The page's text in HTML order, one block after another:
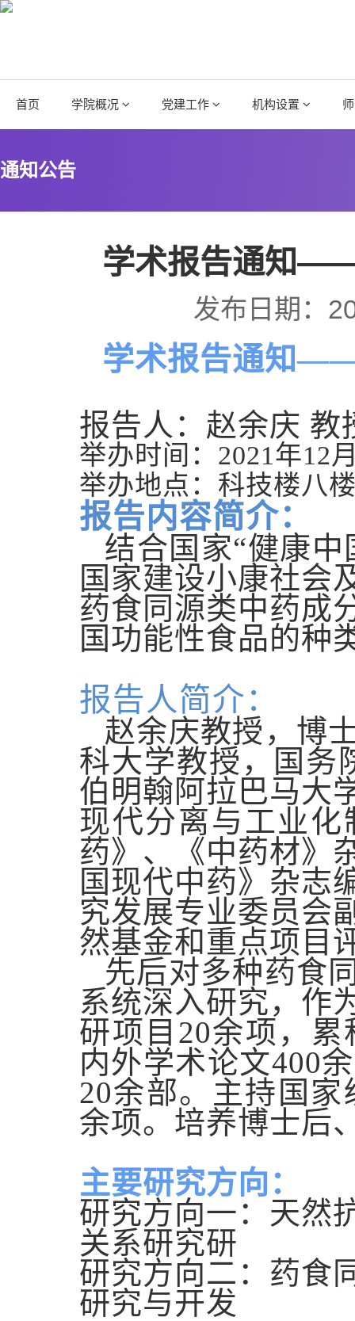
首页 学院概况 党建工作 机构设置
通知公告
学术报告通知
发布日期：
学术报告通知
报告人：赵余庆 教
举办时间： 2021年12
举办地点：科技楼八
报告内容简介：
结合国家“健康中
国家建设小康社会
药食同源类中药成
国功能性食品的种
报告人简介：
赵余庆教授，博
科大学教授 ，
国务
伯明翰阿拉巴马大
现代分离与工业
药》、《中药材》
国现代中药》杂志
究发展专业委员会
然基金和重点项目
先后对多种药食
系统深入研究，作
研项目 20余项，累
内外学术论文400
20余部。主持国
余项。培养博士后
主要研究方向：
研究方向一：天然
关系研究研
研究方向二：药食
研究与开发